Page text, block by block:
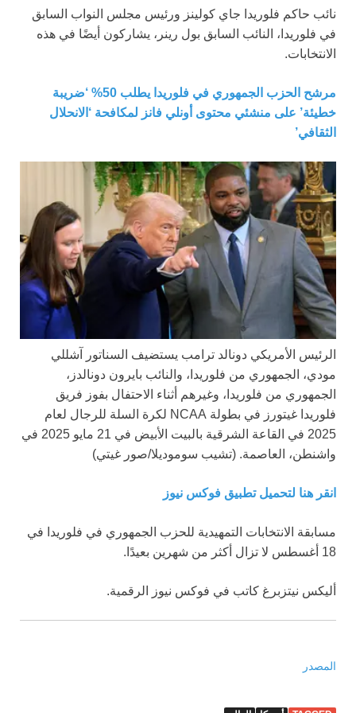
نائب حاكم فلوريدا جاي كولينز ورئيس مجلس النواب السابق
في فلوريدا، النائب السابق بول رينر، يشاركون أيضًا في هذه
الانتخابات.
مرشح الحزب الجمهوري في فلوريدا يطلب 50% ‘ضريبة
خطيئة’ على منشئي محتوى أونلي فانز لمكافحة ‘الانحلال
الثقافي’
الرئيس الأمريكي دونالد ترامب يستضيف السناتور آشللي
مودي، الجمهوري من فلوريدا، والنائب بايرون دونالدز،
الجمهوري من فلوريدا، وغيرهم أثناء الاحتفال بفوز فريق
فلوريدا غيتورز في بطولة NCAA لكرة السلة للرجال لعام
2025 في القاعة الشرقية بالبيت الأبيض في 21 مايو 2025 في
واشنطن، العاصمة. (تشيب سوموديلا/صور غيتي)
انقر هنا لتحميل تطبيق فوكس نيوز
مسابقة الانتخابات التمهيدية للحزب الجمهوري في فلوريدا في
18 أغسطس لا تزال أكثر من شهرين بعيدًا.
أليكس نيتزبرغ كاتب في فوكس نيوز الرقمية.
المصدر